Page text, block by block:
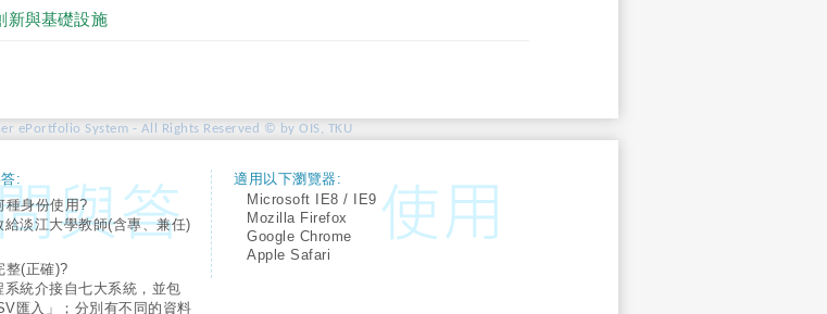
新與基礎設施
ePortfolio System - All Rights Reserved © by OIS, TKU
:
種身份使用?
淡江大學教師(含專、兼任)
整(正確)?
統介接自七大系統，並包
匯入」；分別有不同的資料
適用以下瀏覽器:
Microsoft IE8 / IE9
Mozilla Firefox
Google Chrome
Apple Safari